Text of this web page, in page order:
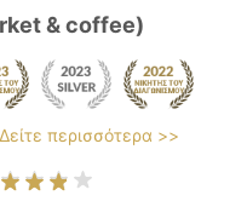
& coffee)
Δείτε περισσότερα >>